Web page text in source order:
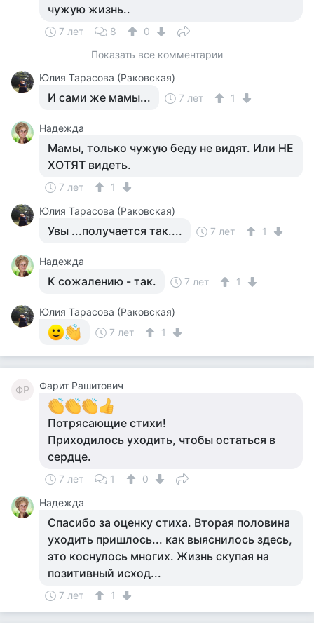
чужую жизнь..
7 лет 8
0
Показать все комментарии
Юлия Тарасова (Раковская)
И сами же мамы... 7 лет 1
Надежда
Мамы, только чужую беду не видят. Или НЕ
ХОТЯТ видеть.
7 лет
1
Юлия Тарасова (Раковская)
Увы ...получается так.... 7 лет 1
Надежда
К сожалению - так. 7 лет 1
Юлия Тарасова (Раковская)
7 лет
1
ФР Фарит Рашитович
Потрясающие стихи!
Приходилось уходить, чтобы остаться в
сердце.
7 лет 1
0
Надежда
Спасибо за оценку стиха. Вторая половина
уходить пришлось... как выяснилось здесь,
это коснулось многих. Жизнь скупая на
позитивный исход...
7 лет 1